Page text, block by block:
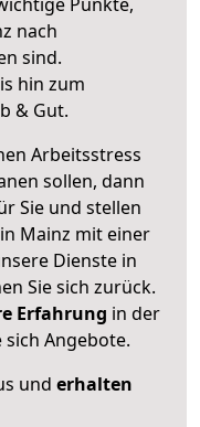
nach
sind.
hin zum
& Gut.
Arbeitsstress
sollen, dann
Sie und stellen
in Mainz mit einer
Dienste in
Sie sich zurück.
Erfahrung in der
Angebote.
und erhalten